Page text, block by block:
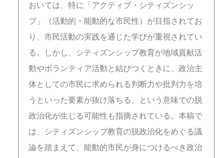
おいては、特に「アクティブ・シティズンシッ
プ」（活動的・能動的な市民性）が目指されてお
り、市民活動の実践を通じた学びが重視されてい
る。しかし、シティズンシップ教育が地域貢献活
動やボランティア活動と結びつくときに、政治主
体としての市民に求められる判断力や批判力を培
うといった要素が抜け落ちる、という意味での脱
政治化が生じる可能性も指摘されている。本稿で
は、シティズンシップ教育の脱政治化をめぐる議
論を踏まえて、能動的市民が身につけるべき政治